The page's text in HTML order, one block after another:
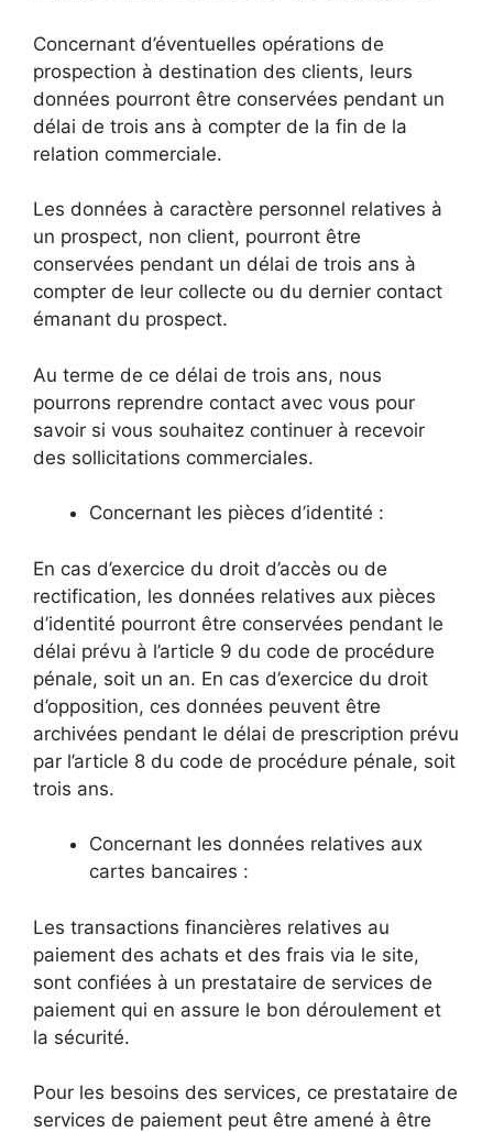
Concernant d’éventuelles opérations de
prospection à destination des clients, leurs
données pourront être conservées pendant un
délai de trois ans à compter de la fin de la
relation commerciale.
Les données à caractère personnel relatives à
un prospect, non client, pourront être
conservées pendant un délai de trois ans à
compter de leur collecte ou du dernier contact
émanant du prospect.
Au terme de ce délai de trois ans, nous
pourrons reprendre contact avec vous pour
savoir si vous souhaitez continuer à recevoir
des sollicitations commerciales.
Concernant les pièces d’identité :
En cas d’exercice du droit d’accès ou de
rectification, les données relatives aux pièces
d’identité pourront être conservées pendant le
délai prévu à l’article 9 du code de procédure
pénale, soit un an. En cas d’exercice du droit
d’opposition, ces données peuvent être
archivées pendant le délai de prescription prévu
par l’article 8 du code de procédure pénale, soit
trois ans.
Concernant les données relatives aux
cartes bancaires :
Les transactions financières relatives au
paiement des achats et des frais via le site,
sont confiées à un prestataire de services de
paiement qui en assure le bon déroulement et
la sécurité.
Pour les besoins des services, ce prestataire de
services de paiement peut être amené à être